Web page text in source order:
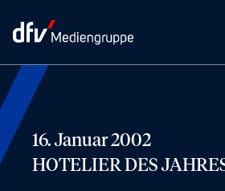
16. Januar 2002
HOTELIER DES